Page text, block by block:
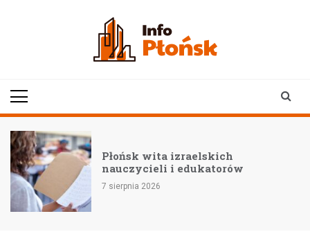
Płońsk wita izraelskich
nauczycieli i edukatorów
7 sierpnia 2026